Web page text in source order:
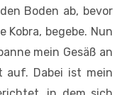
Boden ab, bevor
Kobra, begebe. Nun
mein Gesäß an
auf. Dabei ist mein